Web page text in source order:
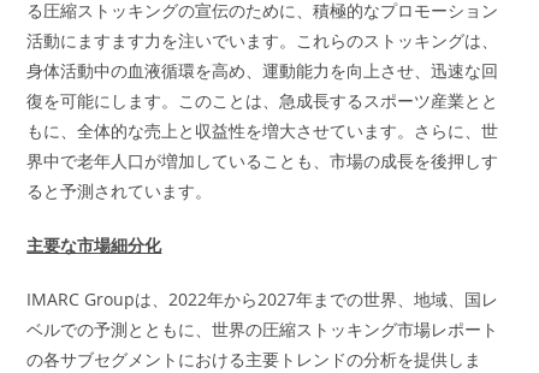
る圧縮ストッキングの宣伝のために、積極的なプロモーション
活動にますます力を注いでいます。これらのストッキングは、
身体活動中の血液循環を高め、運動能力を向上させ、迅速な回
復を可能にします。このことは、急成長するスポーツ産業とと
もに、全体的な売上と収益性を増大させています。さらに、世
界中で老年人口が増加していることも、市場の成長を後押しす
ると予測されています。
主要な市場細分化
IMARC Groupは、2022年から2027年までの世界、地域、国レ
ベルでの予測とともに、世界の圧縮ストッキング市場レポート
の各サブセグメントにおける主要トレンドの分析を提供しま